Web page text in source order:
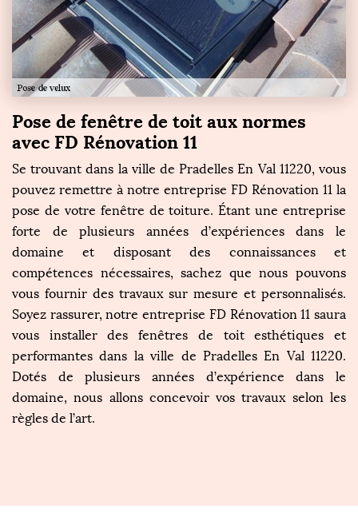
Pose de fenêtre de toit aux normes
avec FD Rénovation 11
Se trouvant dans la ville de Pradelles En Val 11220, vous
pouvez remettre à notre entreprise FD Rénovation 11 la
pose de votre fenêtre de toiture. Étant une entreprise
forte de plusieurs années d’expériences dans le
domaine et disposant des connaissances et
compétences nécessaires, sachez que nous pouvons
vous fournir des travaux sur mesure et personnalisés.
Soyez rassurer, notre entreprise FD Rénovation 11 saura
vous installer des fenêtres de toit esthétiques et
performantes dans la ville de Pradelles En Val 11220.
Dotés de plusieurs années d’expérience dans le
domaine, nous allons concevoir vos travaux selon les
règles de l’art.